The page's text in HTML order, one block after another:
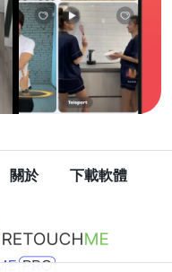
關於
下載軟體